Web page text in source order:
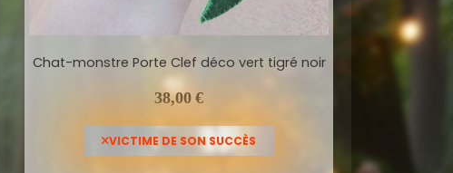
Chat-monstre Porte Clef déco vert tigré noir
38,00 €
VICTIME DE SON SUCCÈS